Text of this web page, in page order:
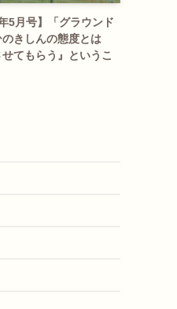
5月号】「グラウンド
きしんの態度とは
てもらう』というこ